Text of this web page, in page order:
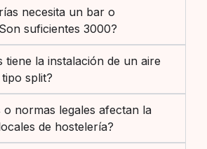
necesita un bar o
suficientes 3000?
tiene la instalación de un aire
split?
o normas legales afectan la
de hostelería?